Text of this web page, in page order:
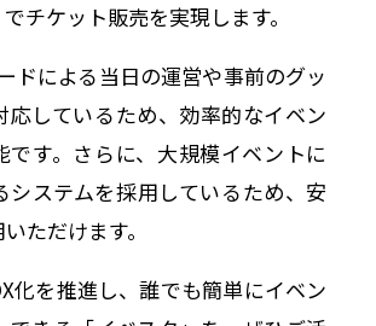
チケット販売を実現します。
ドによる当日の運営や事前のグッ
応しているため、効率的なイベン
です。さらに、大規模イベントに
システムを採用しているため、安
ただけます。
化を推進し、誰でも簡単にイベン